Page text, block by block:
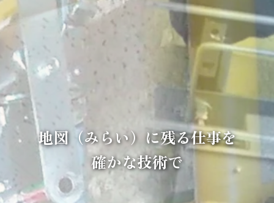
地図（みらい）に残る仕事を
確かな技術で